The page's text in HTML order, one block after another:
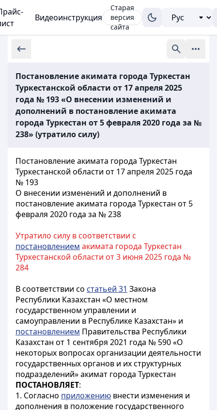
Видеоинструкция
Старая
версия
сайта
Постановление акимата города Туркестан
Туркестанской области от 17 апреля 2025
года № 193 «О внесении изменений и
дополнений в постановление акимата
города Туркестан от 5 февраля 2020 года за №
238» (утратило силу)
Постановление акимата города Туркестан
Туркестанской области от 17 апреля 2025 года
№ 193
О внесении изменений и дополнений в
постановление акимата города Туркестан от 5
февраля 2020 года за № 238
Утратило силу в соответствии с
постановлением акимата города Туркестан
Туркестанской области от 3 июня 2025 года №
284
В соответствии со статьей 31 Закона
Республики Казахстан «О местном
государственном управлении и
самоуправлении в Республике Казахстан» и
постановлением Правительства Республики
Казахстан от 1 сентября 2021 года № 590 «О
некоторых вопросах организации деятельности
государственных органов и их структурных
подразделений» акимат города Туркестан
ПОСТАНОВЛЯЕТ:
1. Согласно приложению внести изменения и
дополнения в положение государственного